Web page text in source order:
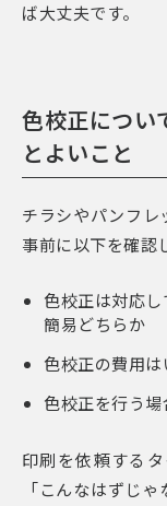
ば大丈夫です。
色校正につい
とよいこと
チラシやパンフレ
事前に以下を確認
色校正は対応
簡易どちらか
色校正の費用
色校正を行う
印刷を依頼する
「こんなはずじ